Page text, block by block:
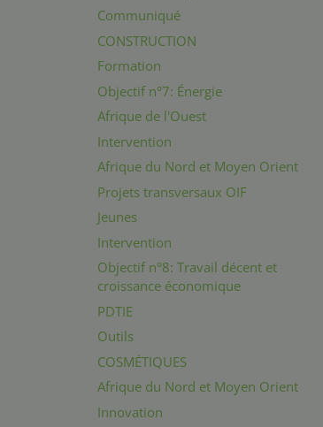
Communiqué
CONSTRUCTION
Formation
Objectif n°7: Énergie
Afrique de l'Ouest
Intervention
Afrique du Nord et Moyen Orient
Projets transversaux OIF
Jeunes
Intervention
Objectif n°8: Travail décent et
croissance économique
PDTIE
Outils
COSMÉTIQUES
Afrique du Nord et Moyen Orient
Innovation